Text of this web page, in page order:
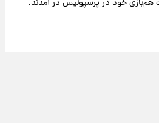
خود در پرسپولیس در آمدند.